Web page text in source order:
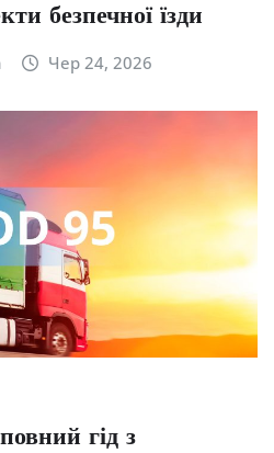
безпечної їзди
Чер 24, 2026
гід з